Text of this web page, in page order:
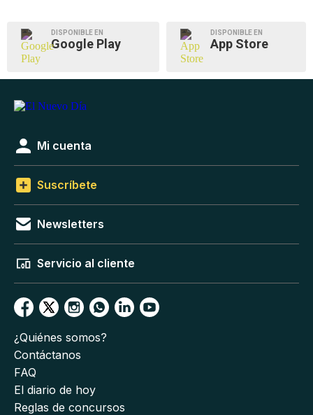
DISPONIBLE EN
Google Play
DISPONIBLE EN
App Store
Mi cuenta
Suscríbete
Newsletters
Servicio al cliente
¿Quiénes somos?
Contáctanos
FAQ
El diario de hoy
Reglas de concursos